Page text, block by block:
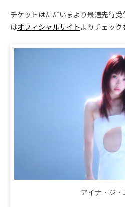
チケットはただいまより最速先行
はオフィシャルサイト よりチェック
アイナ・ジ・